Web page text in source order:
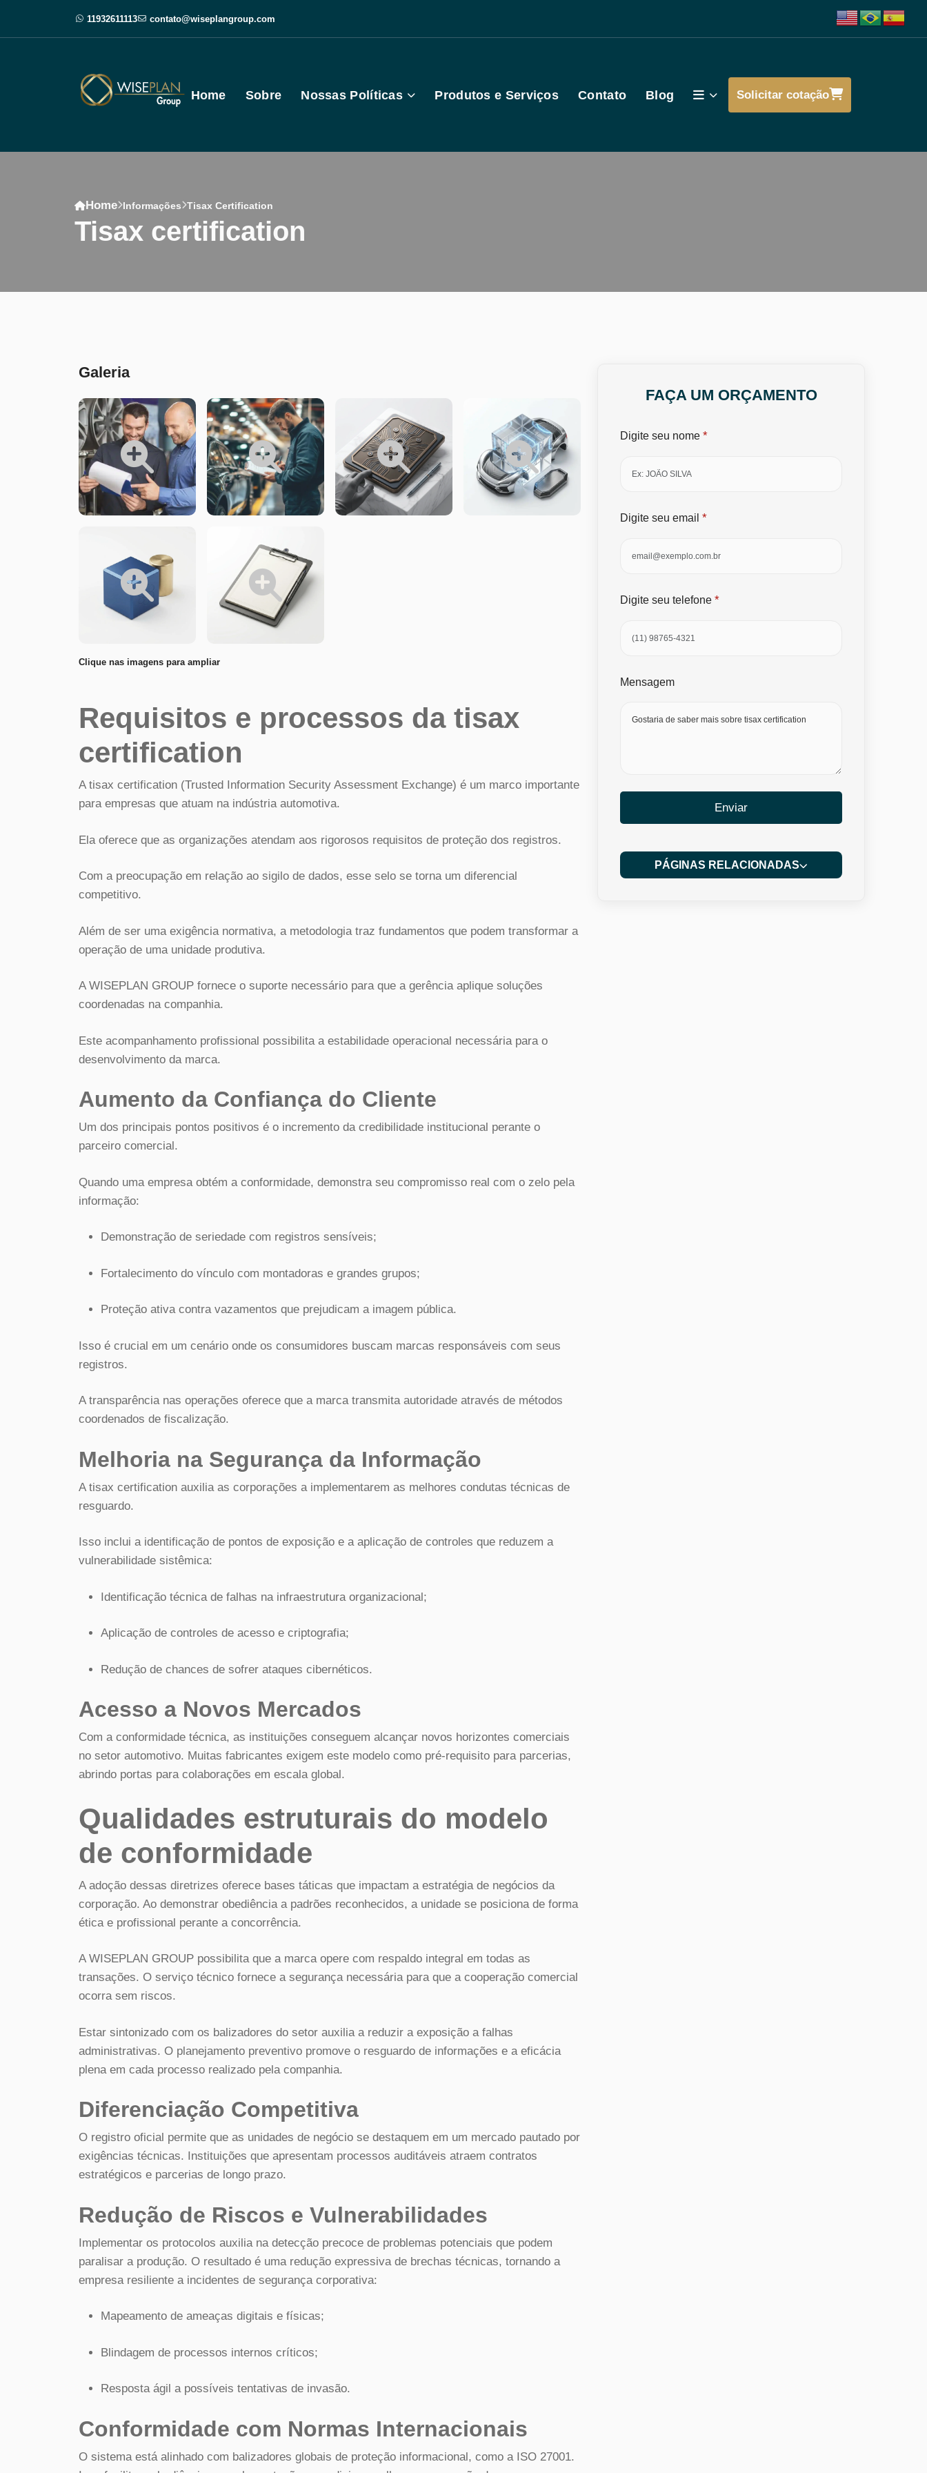
11932611113 contato@wiseplangroup.com
Home Sobre Nossas Políticas Produtos e Serviços Contato Blog Solicitar cotação
Home Informações Tisax Certification
tisax certification
Galeria
Clique nas imagens para ampliar
Requisitos e processos da tisax
certification
A tisax certification (Trusted Information Security Assessment Exchange) é um marco importante
para empresas que atuam na indústria automotiva.
Ela oferece que as organizações atendam aos rigorosos requisitos de proteção dos registros.
Com a preocupação em relação ao sigilo de dados, esse selo se torna um diferencial
competitivo.
Além de ser uma exigência normativa, a metodologia traz fundamentos que podem transformar a
operação de uma unidade produtiva.
A WISEPLAN GROUP fornece o suporte necessário para que a gerência aplique soluções
coordenadas na companhia.
Este acompanhamento profissional possibilita a estabilidade operacional necessária para o
desenvolvimento da marca.
Aumento da Confiança do Cliente
Um dos principais pontos positivos é o incremento da credibilidade institucional perante o
parceiro comercial.
Quando uma empresa obtém a conformidade, demonstra seu compromisso real com o zelo pela
informação:
Demonstração de seriedade com registros sensíveis;
Fortalecimento do vínculo com montadoras e grandes grupos;
Proteção ativa contra vazamentos que prejudicam a imagem pública.
Isso é crucial em um cenário onde os consumidores buscam marcas responsáveis com seus
registros.
A transparência nas operações oferece que a marca transmita autoridade através de métodos
coordenados de fiscalização.
Melhoria na Segurança da Informação
A tisax certification auxilia as corporações a implementarem as melhores condutas técnicas de
resguardo.
Isso inclui a identificação de pontos de exposição e a aplicação de controles que reduzem a
vulnerabilidade sistêmica:
Identificação técnica de falhas na infraestrutura organizacional;
Aplicação de controles de acesso e criptografia;
Redução de chances de sofrer ataques cibernéticos.
Acesso a Novos Mercados
Com a conformidade técnica, as instituições conseguem alcançar novos horizontes comerciais
no setor automotivo. Muitas fabricantes exigem este modelo como pré-requisito para parcerias,
abrindo portas para colaborações em escala global.
Qualidades estruturais do modelo
de conformidade
A adoção dessas diretrizes oferece bases táticas que impactam a estratégia de negócios da
corporação. Ao demonstrar obediência a padrões reconhecidos, a unidade se posiciona de forma
ética e profissional perante a concorrência.
A WISEPLAN GROUP possibilita que a marca opere com respaldo integral em todas as
transações. O serviço técnico fornece a segurança necessária para que a cooperação comercial
ocorra sem riscos.
Estar sintonizado com os balizadores do setor auxilia a reduzir a exposição a falhas
administrativas. O planejamento preventivo promove o resguardo de informações e a eficácia
plena em cada processo realizado pela companhia.
Diferenciação Competitiva
O registro oficial permite que as unidades de negócio se destaquem em um mercado pautado por
exigências técnicas. Instituições que apresentam processos auditáveis atraem contratos
estratégicos e parcerias de longo prazo.
Redução de Riscos e Vulnerabilidades
Implementar os protocolos auxilia na detecção precoce de problemas potenciais que podem
paralisar a produção. O resultado é uma redução expressiva de brechas técnicas, tornando a
empresa resiliente a incidentes de segurança corporativa:
Mapeamento de ameaças digitais e físicas;
Blindagem de processos internos críticos;
Resposta ágil a possíveis tentativas de invasão.
Conformidade com Normas Internacionais
O sistema está alinhado com balizadores globais de proteção informacional, como a ISO 27001.
FAÇA UM ORÇAMENTO
Digite seu nome *
Digite seu email *
Digite seu telefone *
Mensagem
Enviar
PÁGINAS RELACIONADAS